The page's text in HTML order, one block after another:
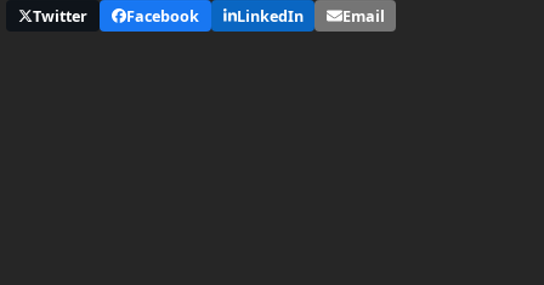
Twitter Facebook LinkedIn Email